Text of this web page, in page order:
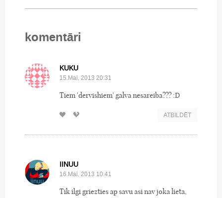
komentāri
KUKU
15.Mai, 2013 20:31
Tiem 'dervishiem' galva nesareiba??? :D
ATBILDĒT
IINUU
16.Mai, 2013 10:41
Tik ilgi griezties ap savu asi nav joka lieta,